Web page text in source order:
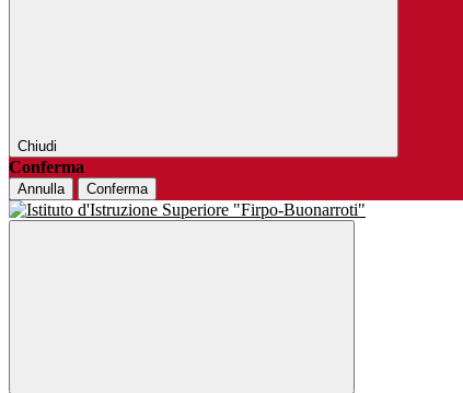
Chiudi
Conferma
Annulla Conferma